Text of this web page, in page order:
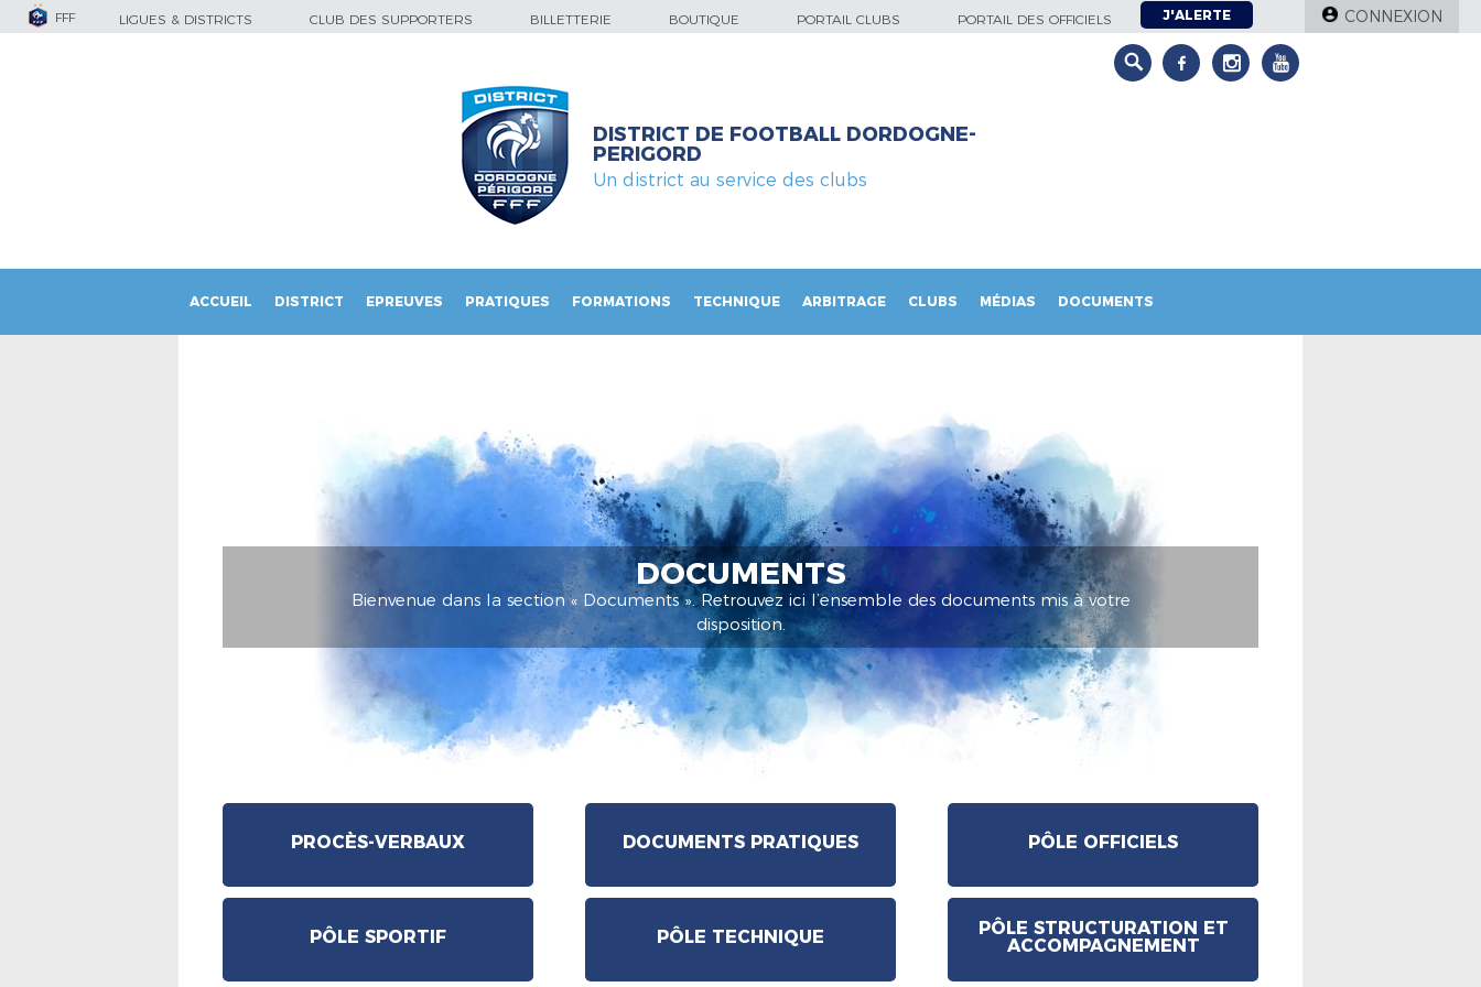
FFF LIGUES & DISTRICTS CLUB DES SUPPORTERS BILLETTERIE BOUTIQUE PORTAIL CLUBS PORTAIL DES OFFICIELS J'ALERTE CONNEXION
DISTRICT DE FOOTBALL DORDOGNE-
PERIGORD
Un district au service des clubs
ACCUEIL DISTRICT EPREUVES PRATIQUES FORMATIONS TECHNIQUE ARBITRAGE CLUBS MÉDIAS DOCUMENTS
DOCUMENTS
Bienvenue dans la section « Documents ». Retrouvez ici l’ensemble des documents mis à votre
disposition.
PROCÈS-VERBAUX DOCUMENTS PRATIQUES PÔLE OFFICIELS
PÔLE SPORTIF PÔLE TECHNIQUE
PÔLE STRUCTURATION ET
ACCOMPAGNEMENT